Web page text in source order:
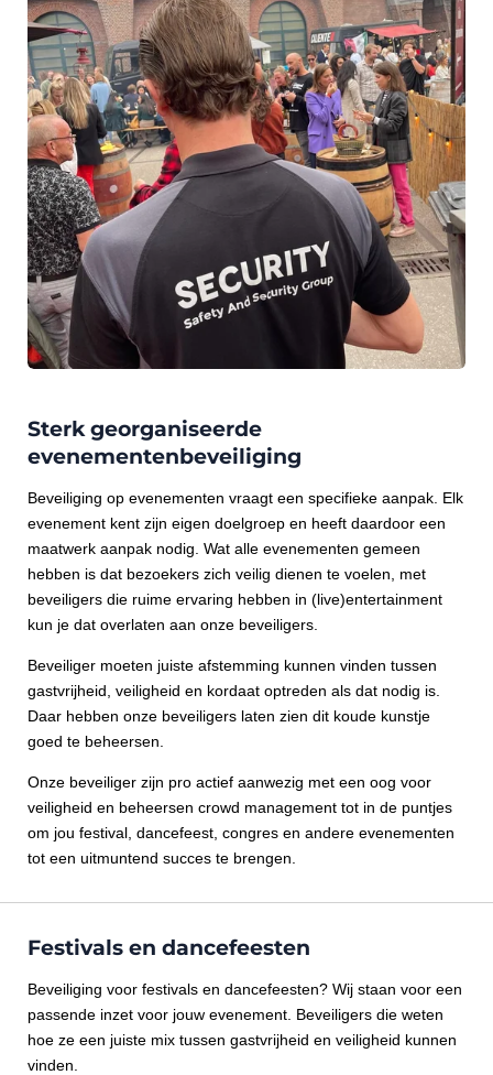
Sterk georganiseerde
evenementenbeveiliging
Beveiliging op evenementen vraagt een specifieke aanpak. Elk
evenement kent zijn eigen doelgroep en heeft daardoor een
maatwerk aanpak nodig. Wat alle evenementen gemeen
hebben is dat bezoekers zich veilig dienen te voelen, met
beveiligers die ruime ervaring hebben in (live)entertainment
kun je dat overlaten aan onze beveiligers.
Beveiliger moeten juiste afstemming kunnen vinden tussen
gastvrijheid, veiligheid en kordaat optreden als dat nodig is.
Daar hebben onze beveiligers laten zien dit koude kunstje
goed te beheersen.
Onze beveiliger zijn pro actief aanwezig met een oog voor
veiligheid en beheersen crowd management tot in de puntjes
om jou festival, dancefeest, congres en andere evenementen
tot een uitmuntend succes te brengen.
Festivals en dancefeesten
Beveiliging voor festivals en dancefeesten? Wij staan voor een
passende inzet voor jouw evenement. Beveiligers die weten
hoe ze een juiste mix tussen gastvrijheid en veiligheid kunnen
vinden.